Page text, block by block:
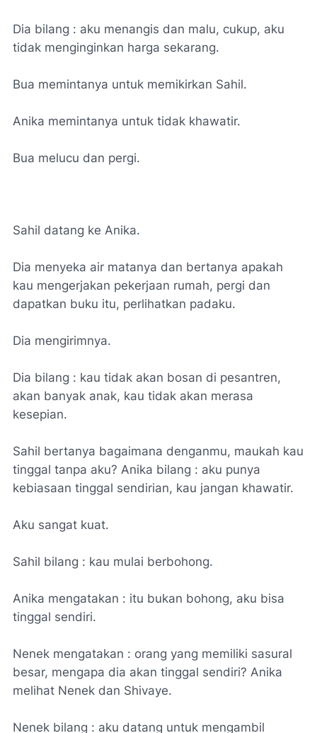
Dia bilang : aku menangis dan malu, cukup, aku
tidak menginginkan harga sekarang.
Bua memintanya untuk memikirkan Sahil.
Anika memintanya untuk tidak khawatir.
Bua melucu dan pergi.
Sahil datang ke Anika.
Dia menyeka air matanya dan bertanya apakah
kau mengerjakan pekerjaan rumah, pergi dan
dapatkan buku itu, perlihatkan padaku.
Dia mengirimnya.
Dia bilang : kau tidak akan bosan di pesantren,
akan banyak anak, kau tidak akan merasa
kesepian.
Sahil bertanya bagaimana denganmu, maukah kau
tinggal tanpa aku? Anika bilang : aku punya
kebiasaan tinggal sendirian, kau jangan khawatir.
Aku sangat kuat.
Sahil bilang : kau mulai berbohong.
Anika mengatakan : itu bukan bohong, aku bisa
tinggal sendiri.
Nenek mengatakan : orang yang memiliki sasural
besar, mengapa dia akan tinggal sendiri? Anika
melihat Nenek dan Shivaye.
Nenek bilang : aku datang untuk mengambil